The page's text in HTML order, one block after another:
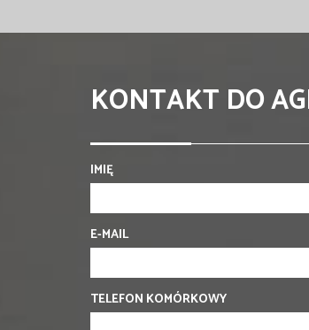
KONTAKT DO
IMIĘ
E-MAIL
TELEFON KOMÓRKOWY